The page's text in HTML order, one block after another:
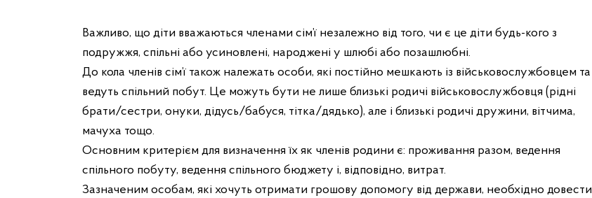
Важливо, що діти вважаються членами сім’ї незалежно від того, чи є це діти будь-кого з
подружжя, спільні або усиновлені, народжені у шлюбі або позашлюбні.
До кола членів сім’ї також належать особи, які постійно мешкають із військовослужбовцем та
ведуть спільний побут. Це можуть бути не лише близькі родичі військовослужбовця (рідні
брати/сестри, онуки, дідусь/бабуся, тітка/дядько), але і близькі родичі дружини, вітчима,
мачуха тощо.
Основним критерієм для визначення їх як членів родини є: проживання разом, ведення
спільного побуту, ведення спільного бюджету і, відповідно, витрат.
Зазначеним особам, які хочуть отримати грошову допомогу від держави, необхідно довести